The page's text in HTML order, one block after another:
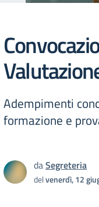
Adempimenti
formazione e
daSegreteria
delvenerdì, 12